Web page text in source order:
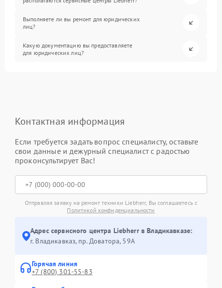
Выполняете ли вы ремонт для юридических
лиц?
Какую документацию вы предоставляете
для юридических лиц?
Контактная информация
Если требуется задать вопрос специалисту, оставьте
свои данные и дежурный специалист с радостью
проконсультирует Вас!
Отправляя заявку на ремонт техники Liebherr, Вы соглашаетесь с
Политикой конфиденциальности
Адрес сервисного центра Liebherr в Владикавказе:
г. Владикавказ, пр. Доватора, 59А
Горячая линия
+7 (800) 301-55-83